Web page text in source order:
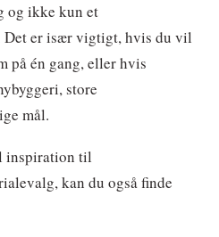
og ikke kun et
er især vigtigt, hvis du vil
på én gang, eller hvis
store
mål.
inspiration til
kan du også finde